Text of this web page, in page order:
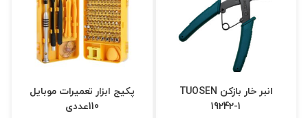
انبر خار بازکن TUOSEN
19242-1
پکیج ابزار تعمیرات موبایل
110عددی